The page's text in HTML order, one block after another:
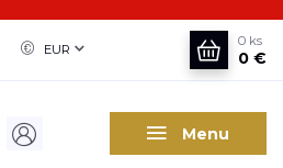
Menu
EUR
0 ks
0 €